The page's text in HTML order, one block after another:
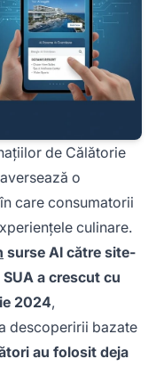
de Călătorie
o
care consumatorii
culinare.
surse AI către site-
a crescut cu
2024,
descoperirii bazate
au folosit deja